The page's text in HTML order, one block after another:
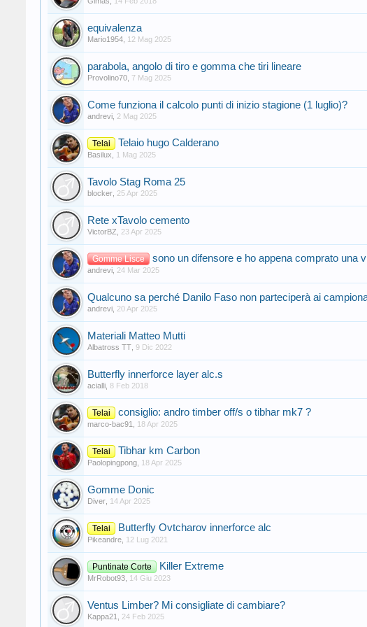
equivalenza
Mario1954 12 Mag 2025
parabola, angolo di tiro e gomma che tiri lineare
Provolino70 7 Mag 2025
Come funziona il calcolo punti di inizio stagione (1 luglio)?
andrevi 2 Mag 2025
Telai Telaio hugo Calderano
Basilux 1 Mag 2025
Tavolo Stag Roma 25
blocker 25 Apr 2025
Rete xTavolo cemento
VictorBZ 23 Apr 2025
Gomme Lisce sono un difensore e ho appena comprato una
andrevi 24 Mar 2025
Qualcuno sa perché Danilo Faso non parteciperà ai
andrevi 20 Apr 2025
Materiali Matteo Mutti
Albatross TT 9 Dic 2022
Butterfly innerforce layer alc.s
acialli 8 Feb 2018
Telai consiglio: andro timber off/s o tibhar mk7 ?
marco-bac91 18 Apr 2025
Telai Tibhar km Carbon
Paolopingpong 18 Apr 2025
Gomme Donic
Diver 14 Apr 2025
Telai Butterfly Ovtcharov innerforce alc
Pikeandre 12 Lug 2021
Puntinate Corte Killer Extreme
MrRobot93 14 Giu 2023
Ventus Limber? Mi consigliate di cambiare?
Kappa21 24 Feb 2025